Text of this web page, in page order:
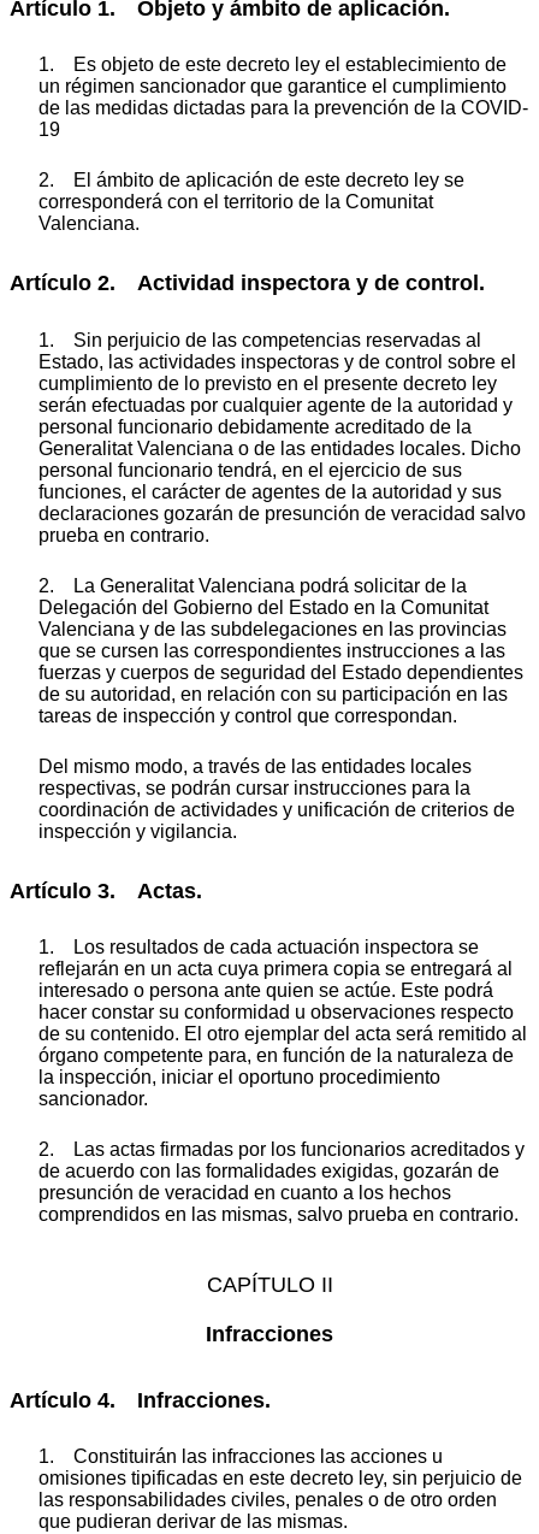
Artículo 1. Objeto y ámbito de aplicación.
1. Es objeto de este decreto ley el establecimiento de
un régimen sancionador que garantice el cumplimiento
de las medidas dictadas para la prevención de la COVID-
19
2. El ámbito de aplicación de este decreto ley se
corresponderá con el territorio de la Comunitat
Valenciana.
Artículo 2. Actividad inspectora y de control.
1. Sin perjuicio de las competencias reservadas al
Estado, las actividades inspectoras y de control sobre el
cumplimiento de lo previsto en el presente decreto ley
serán efectuadas por cualquier agente de la autoridad y
personal funcionario debidamente acreditado de la
Generalitat Valenciana o de las entidades locales. Dicho
personal funcionario tendrá, en el ejercicio de sus
funciones, el carácter de agentes de la autoridad y sus
declaraciones gozarán de presunción de veracidad salvo
prueba en contrario.
2. La Generalitat Valenciana podrá solicitar de la
Delegación del Gobierno del Estado en la Comunitat
Valenciana y de las subdelegaciones en las provincias
que se cursen las correspondientes instrucciones a las
fuerzas y cuerpos de seguridad del Estado dependientes
de su autoridad, en relación con su participación en las
tareas de inspección y control que correspondan.
Del mismo modo, a través de las entidades locales
respectivas, se podrán cursar instrucciones para la
coordinación de actividades y unificación de criterios de
inspección y vigilancia.
Artículo 3. Actas.
1. Los resultados de cada actuación inspectora se
reflejarán en un acta cuya primera copia se entregará al
interesado o persona ante quien se actúe. Este podrá
hacer constar su conformidad u observaciones respecto
de su contenido. El otro ejemplar del acta será remitido al
órgano competente para, en función de la naturaleza de
la inspección, iniciar el oportuno procedimiento
sancionador.
2. Las actas firmadas por los funcionarios acreditados y
de acuerdo con las formalidades exigidas, gozarán de
presunción de veracidad en cuanto a los hechos
comprendidos en las mismas, salvo prueba en contrario.
CAPÍTULO II
Infracciones
Artículo 4. Infracciones.
1. Constituirán las infracciones las acciones u
omisiones tipificadas en este decreto ley, sin perjuicio de
las responsabilidades civiles, penales o de otro orden
que pudieran derivar de las mismas.